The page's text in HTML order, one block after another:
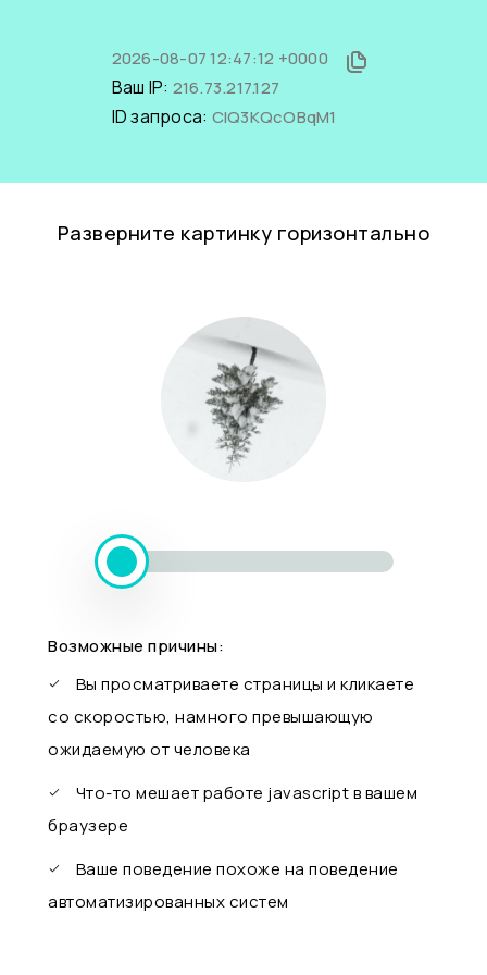
2026-08-07 12:47:12 +0000
Ваш IP: 216.73.217.127
ID запроса: ClQ3KQcOBqM1
Разверните картинку горизонтально
Возможные причины:
Вы просматриваете страницы и кликаете
со скоростью, намного превышающую
ожидаемую от человека
Что-то мешает работе javascript в вашем
браузере
Ваше поведение похоже на поведение
автоматизированных систем